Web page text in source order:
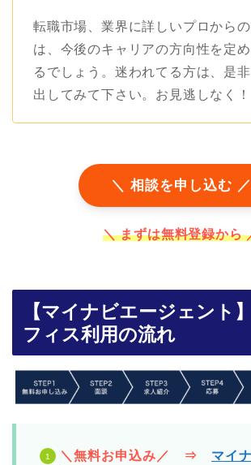
転職市場、業界に詳しいプロから
は、今後のキャリアの方向性を定
るでしょう。迷われてる方は、是
出してみて下さい。お見逃しなく！
＼ 相談を申し込む ／
＼ まずは無料登録から
【マイナビエージェント
フィス利用の流れ
＼無料お申込み／ ⇒
マイ